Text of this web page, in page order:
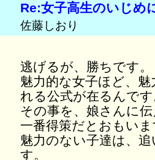
Re:女子高生のいじめ
佐藤しおり
逃げるが、勝ちです。
魅力的な女子ほど、
れる公式が在るんで
その事を、娘さんに
一番得策だとおもい
魅力のない子達は、
す。